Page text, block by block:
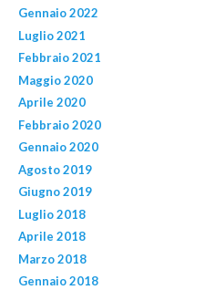
Gennaio 2022
Luglio 2021
Febbraio 2021
Maggio 2020
Aprile 2020
Febbraio 2020
Gennaio 2020
Agosto 2019
Giugno 2019
Luglio 2018
Aprile 2018
Marzo 2018
Gennaio 2018